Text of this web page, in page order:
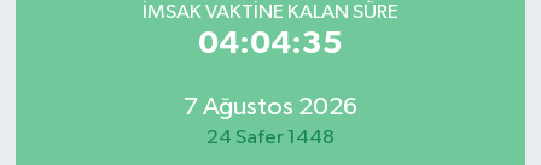
İMSAK VAKTİNE KALAN SÜRE
04:04:35
7 Ağustos 2026
24 Safer 1448